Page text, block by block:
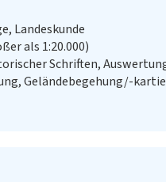
Landeskunde
als 1:20.000)
Schriften,
Geländebegehung/-